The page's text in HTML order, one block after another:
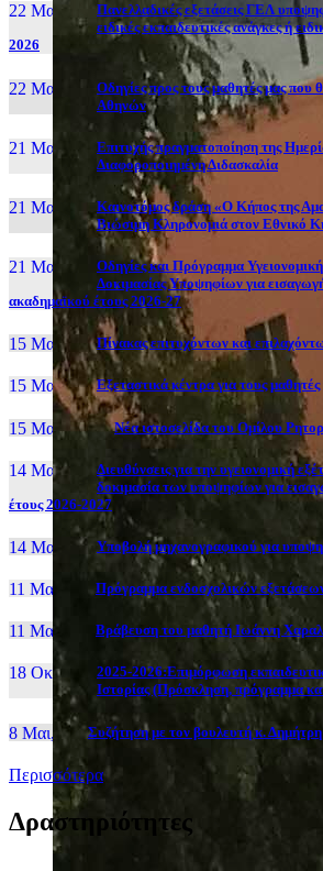
22 Μαι, 26
Πανελλαδικές εξετάσεις ΓΕΛ
ειδικές εκπαιδευτικές ανάγκες ή
2026
22 Μαι, 26
Οδηγίες προς τους μαθητές μας
Αθηνών
21 Μαι, 26
Επιτυχής πραγματοποίηση της
Διαφοροποιημένη Διδασκαλία
21 Μαι, 26
Καινοτόμος δράση «Ο Κήπος της
Βιώσιμη Κληρονομιά στον Εθνικό
21 Μαι, 26
Οδηγίες και Πρόγραμμα
Δοκιμασίας Υποψηφίων για
ακαδημαϊκού έτους 2026-27
15 Μαι, 26 Πίνακας επιτυχόντων και
15 Μαι, 26 Εξεταστικά κέντρα για τους μαθητές
15 Μαι, 2026 Νέα ιστοσελίδα του Ομίλου
14 Μαι, 26
Διευθύνσεις για την υγειονομική
δοκιμασία των υποψηφίων για
έτους 2026-2027
14 Μαι, 26 Yποβολή μηχανογραφικού για
11 Μαι, 26 Πρόγραμμα ενδοσχολικών
11 Μαι, 26 Βράβευση του μαθητή Ιωάννη
18 Οκτ, 25
2025-2026:Επιμόρφωση
Ιστορίας (Πρόσκληση, πρόγραμμα
8 Μαι, 26 Συζήτηση με τον βουλευτή κ.
Περισσότερα
Δραστηριότητες